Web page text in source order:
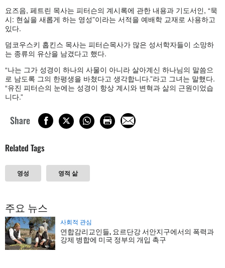
요즈음, 페트린 목사는 피터슨의 계시록에 관한 내용과 기도서인, “묵
시: 현실을 새롭게 하는 영성”이라는 서적을 예배학 교재로 사용하고
있다.
덤코우스키 홉킨스 목사는 피터슨목사가 많은 성서학자들이 소망하
는 종류의 유산을 남겼다고 했다.
“나는 그가 성경이 하나의 사물이 아니라 살아계신 하나님의 말씀으
로 남도록 그의 한평생을 바쳤다고 생각합니다.”라고 그녀는 말했다.
“유진 피터슨의 눈에는 성경이 항상 계시와 변혁과 삶의 근원이었습
니다.”
Share
Related Tags
영성 영적 삶
주요 뉴스
사회적 관심
연합감리교인들, 요르단강 서안지구에서의 폭력과
강제 병합에 미국 정부의 개입 촉구